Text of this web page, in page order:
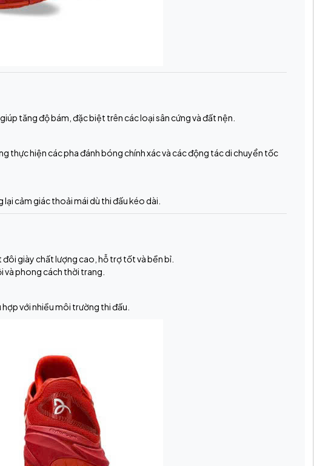
tăng độ bám, đặc biệt trên các loại sân cứng và đất nện.
hiện các pha đánh bóng chính xác và các động tác di chuyển tốc
cảm giác thoải mái dù thi đấu kéo dài.
giày chất lượng cao, hỗ trợ tốt và bền bỉ.
và phong cách thời trang.
với nhiều môi trường thi đấu.